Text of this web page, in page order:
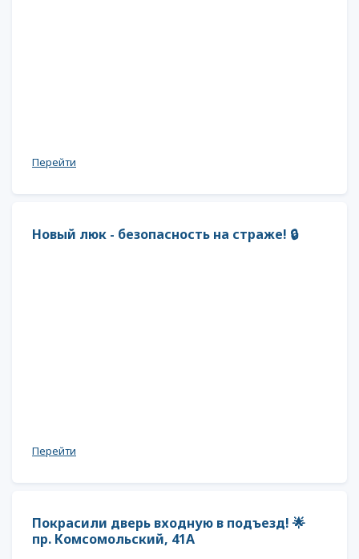
Перейти
Новый люк - безопасность на страже! 🔒
Перейти
Покрасили дверь входную в подъезд! 🌟
пр. Комсомольский, 41А